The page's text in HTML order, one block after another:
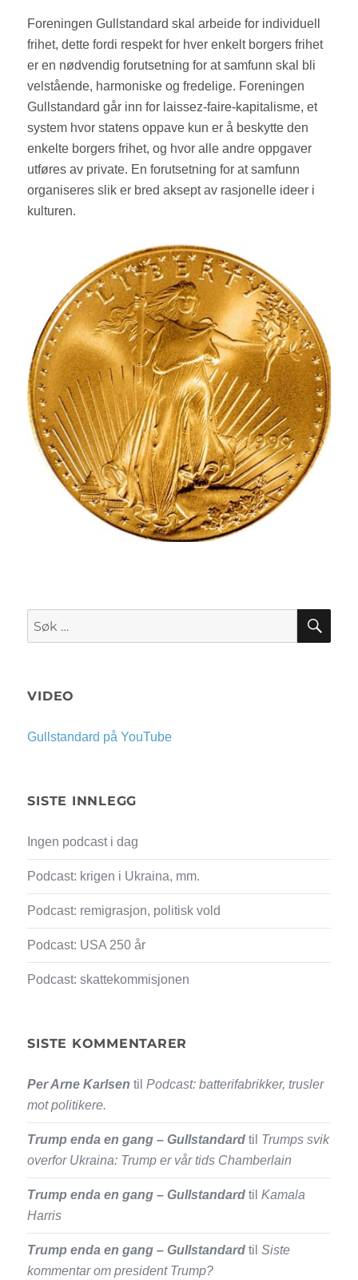
Foreningen Gullstandard skal arbeide for individuell
frihet, dette fordi respekt for hver enkelt borgers frihet
er en nødvendig forutsetning for at samfunn skal bli
velstående, harmoniske og fredelige. Foreningen
Gullstandard går inn for laissez-faire-kapitalisme, et
system hvor statens oppave kun er å beskytte den
enkelte borgers frihet, og hvor alle andre oppgaver
utføres av private. En forutsetning for at samfunn
organiseres slik er bred aksept av rasjonelle ideer i
kulturen.
Søk
etter:
SØK
VIDEO
Gullstandard på YouTube
SISTE INNLEGG
Ingen podcast i dag
Podcast: krigen i Ukraina, mm.
Podcast: remigrasjon, politisk vold
Podcast: USA 250 år
Podcast: skattekommisjonen
SISTE KOMMENTARER
Per Arne Karlsen tilPodcast: batterifabrikker, trusler
mot politikere.
Trump enda en gang – Gullstandard til Trumps svik
overfor Ukraina: Trump er vår tids Chamberlain
Trump enda en gang – Gullstandard tilKamala
Harris
Trump enda en gang – Gullstandard tilSiste
kommentar om president Trump?